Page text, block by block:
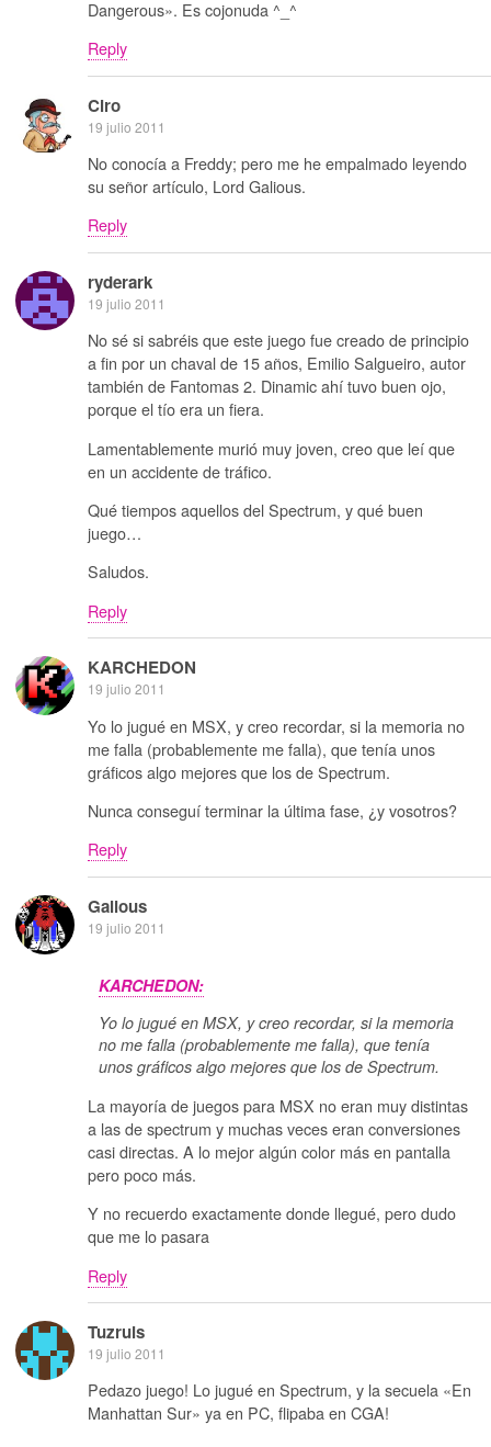
Dangerous». Es cojonuda ^_^
Reply
Ciro
19 julio 2011
No conocía a Freddy; pero me he empalmado leyendo
su señor artículo, Lord Galious.
Reply
ryderark
19 julio 2011
No sé si sabréis que este juego fue creado de principio
a fin por un chaval de 15 años, Emilio Salgueiro, autor
también de Fantomas 2. Dinamic ahí tuvo buen ojo,
porque el tío era un fiera.
Lamentablemente murió muy joven, creo que leí que
en un accidente de tráfico.
Qué tiempos aquellos del Spectrum, y qué buen
juego…
Saludos.
Reply
KARCHEDON
19 julio 2011
Yo lo jugué en MSX, y creo recordar, si la memoria no
me falla (probablemente me falla), que tenía unos
gráficos algo mejores que los de Spectrum.
Nunca conseguí terminar la última fase, ¿y vosotros?
Reply
Galious
19 julio 2011
KARCHEDON:
Yo lo jugué en MSX, y creo recordar, si la memoria
no me falla (probablemente me falla), que tenía
unos gráficos algo mejores que los de Spectrum.
La mayoría de juegos para MSX no eran muy distintas
a las de spectrum y muchas veces eran conversiones
casi directas. A lo mejor algún color más en pantalla
pero poco más.
Y no recuerdo exactamente donde llegué, pero dudo
que me lo pasara
Reply
Tuzruis
19 julio 2011
Pedazo juego! Lo jugué en Spectrum, y la secuela «En
Manhattan Sur» ya en PC, flipaba en CGA!